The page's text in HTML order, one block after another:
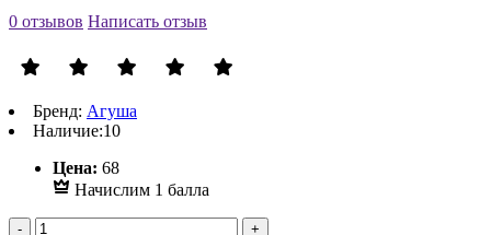
0 отзывов Написать отзыв
Бренд: Агуша
Наличие:10
Цена: 68Р
Начислим 1 балла